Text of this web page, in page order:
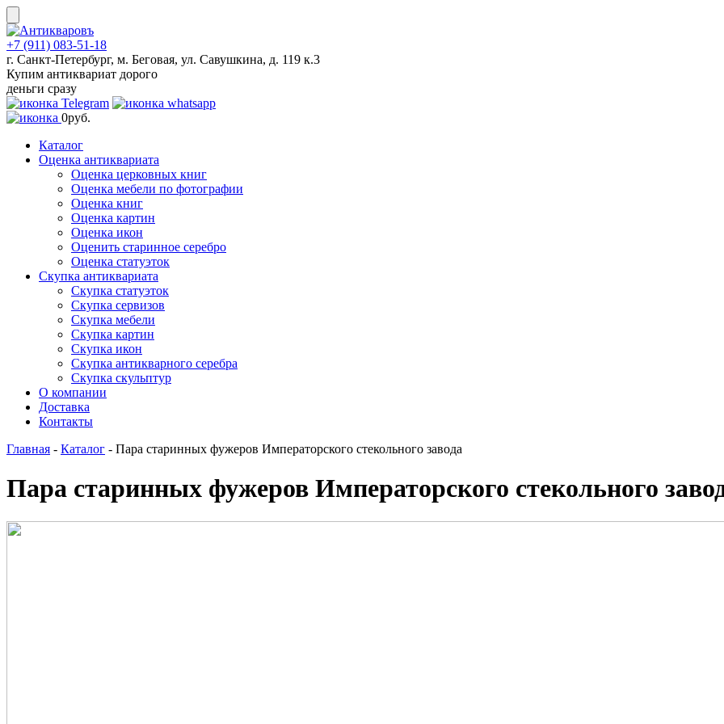
Skip
to
content
+7 (911) 083-51-18
г. Санкт-Петербург, м. Беговая, ул. Савушкина, д. 119 к.3
Купим антиквариат дорого
деньги сразу
0руб.
Каталог
Оценка антиквариата
Оценка церковных книг
Оценка мебели по фотографии
Оценка книг
Оценка картин
Оценка икон
Оценить старинное серебро
Оценка статуэток
Скупка антиквариата
Скупка статуэток
Скупка сервизов
Скупка мебели
Скупка картин
Скупка икон
Скупка антикварного серебра
Скупка скульптур
О компании
Доставка
Контакты
Главная - Каталог - Пара старинных фужеров Императорского стекольного завода
Пара старинных фужеров Императорского стекольного